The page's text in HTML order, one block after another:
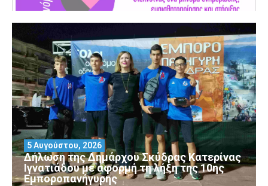
Δήλωση της Δημάρχου Σκύδρας Κατερίνας
Ιγνατιάδου με αφορμή τη λήξη της 10ης
Εμποροπανήγυρης
5 Αυγούστου, 2026